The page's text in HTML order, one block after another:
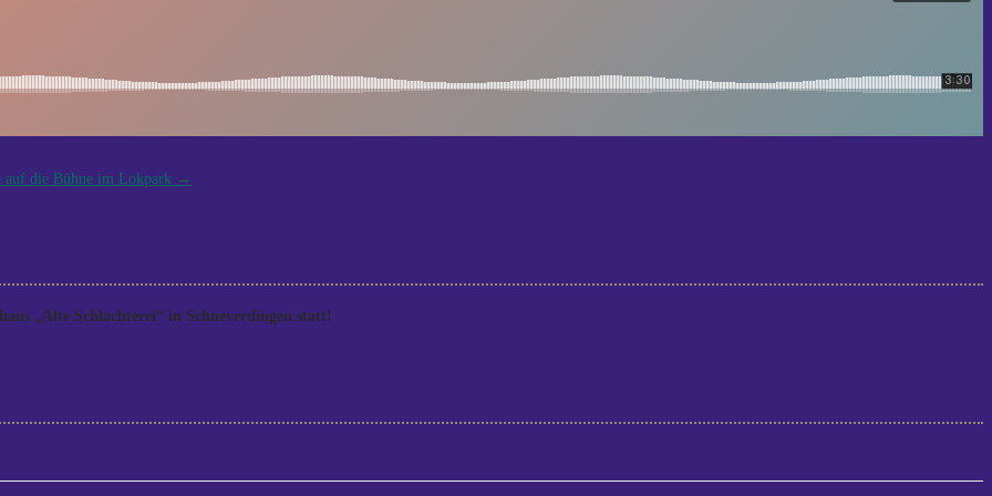
auf die Bühne im Lokpark →
„Alte Schlachterei“ in Schneverdingen statt!